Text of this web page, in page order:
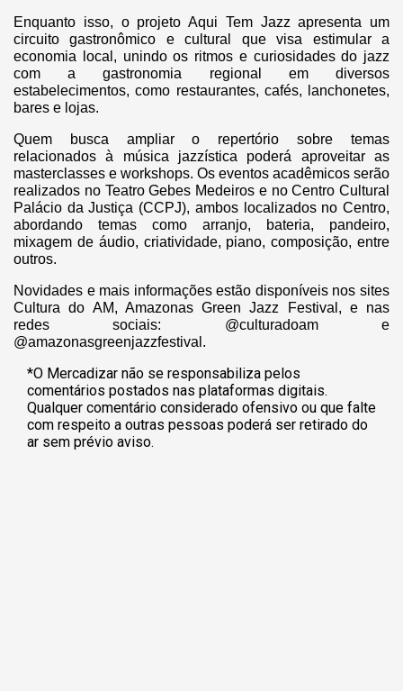
Enquanto isso, o projeto Aqui Tem Jazz apresenta um
circuito gastronômico e cultural que visa estimular a
economia local, unindo os ritmos e curiosidades do jazz
com a gastronomia regional em diversos
estabelecimentos, como restaurantes, cafés, lanchonetes,
bares e lojas.
Quem busca ampliar o repertório sobre temas
relacionados à música jazzística poderá aproveitar as
masterclasses e workshops. Os eventos acadêmicos serão
realizados no Teatro Gebes Medeiros e no Centro Cultural
Palácio da Justiça (CCPJ), ambos localizados no Centro,
abordando temas como arranjo, bateria, pandeiro,
mixagem de áudio, criatividade, piano, composição, entre
outros.
Novidades e mais informações estão disponíveis nos sites
Cultura do AM, Amazonas Green Jazz Festival, e nas
redes sociais: @culturadoam e
@amazonasgreenjazzfestival.
*O Mercadizar não se responsabiliza pelos
comentários postados nas plataformas digitais.
Qualquer comentário considerado ofensivo ou que falte
com respeito a outras pessoas poderá ser retirado do
ar sem prévio aviso.